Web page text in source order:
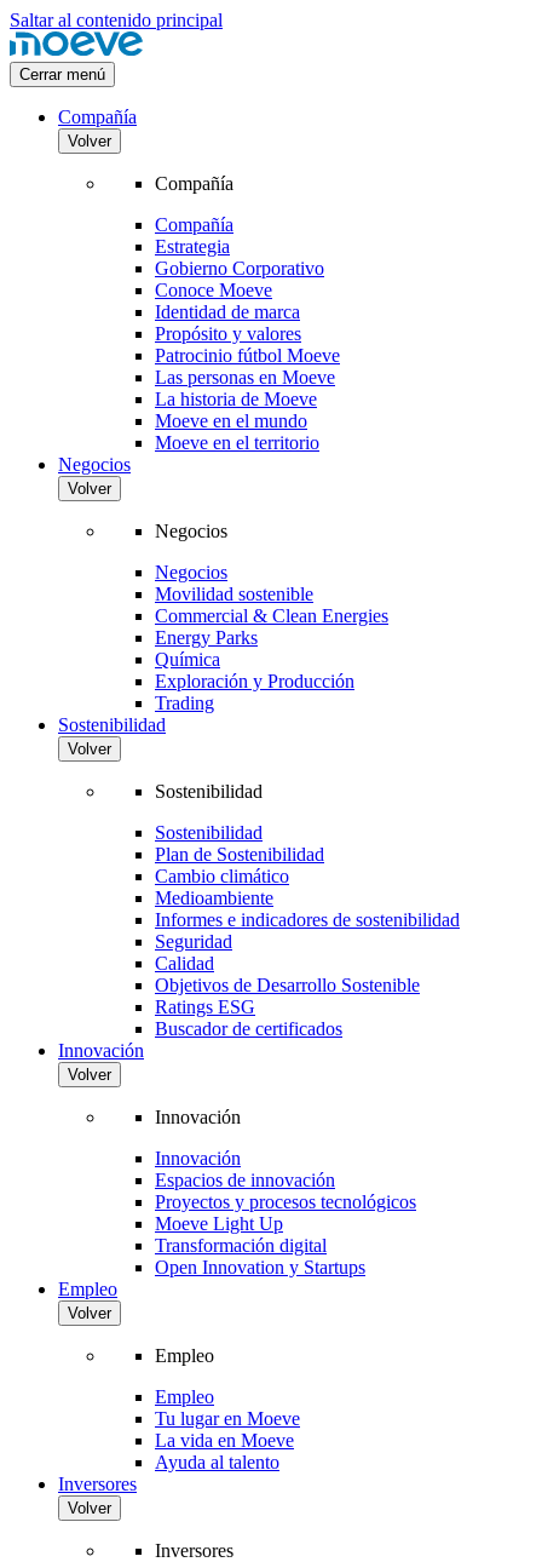
Saltar al contenido principal
Cerrar menú
Compañía
Volver
Compañía
Compañía
Estrategia
Gobierno Corporativo
Conoce Moeve
Identidad de marca
Propósito y valores
Patrocinio fútbol Moeve
Las personas en Moeve
La historia de Moeve
Moeve en el mundo
Moeve en el territorio
Negocios
Volver
Negocios
Negocios
Movilidad sostenible
Commercial & Clean Energies
Energy Parks
Química
Exploración y Producción
Trading
Sostenibilidad
Volver
Sostenibilidad
Sostenibilidad
Plan de Sostenibilidad
Cambio climático
Medioambiente
Informes e indicadores de sostenibilidad
Seguridad
Calidad
Objetivos de Desarrollo Sostenible
Ratings ESG
Buscador de certificados
Innovación
Volver
Innovación
Innovación
Espacios de innovación
Proyectos y procesos tecnológicos
Moeve Light Up
Transformación digital
Open Innovation y Startups
Empleo
Volver
Empleo
Empleo
Tu lugar en Moeve
La vida en Moeve
Ayuda al talento
Inversores
Volver
Inversores